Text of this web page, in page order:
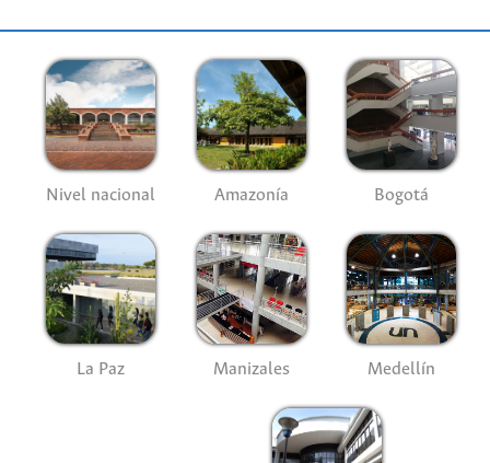
Nivel nacional Amazonía Bogotá
La Paz Manizales Medellín